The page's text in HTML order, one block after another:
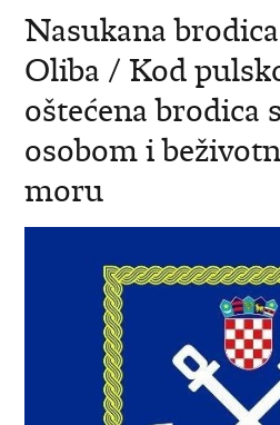
Nasukana
Oliba / Kod
oštećena brodica
osobom i
moru